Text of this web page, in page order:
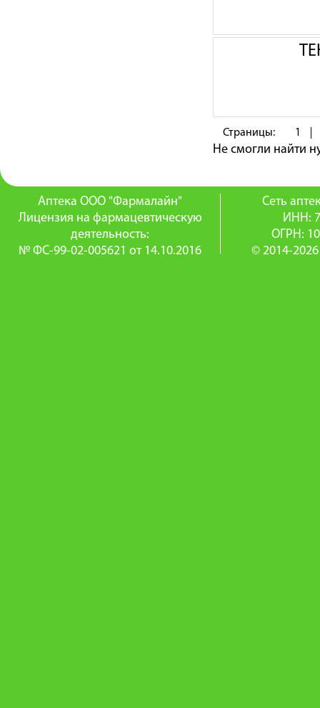
Страницы: 1
Не смогли найти
Аптека ООО "Фармалайн"
Лицензия на фармацевтическую
деятельность:
№ ФС-99-02-005621 от 14.10.2016
Сеть
ИНН:
ОГРН:
© 2014-